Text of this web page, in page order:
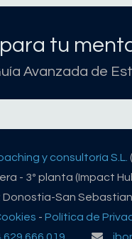
tu
Avanzada de
y consultoría S.L.
- 3º planta (Impact
Donostia-San
- Política de